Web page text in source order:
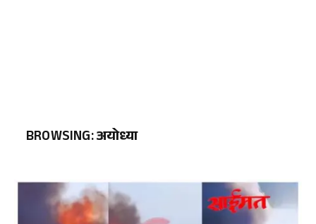
BROWSING:अयोध्या